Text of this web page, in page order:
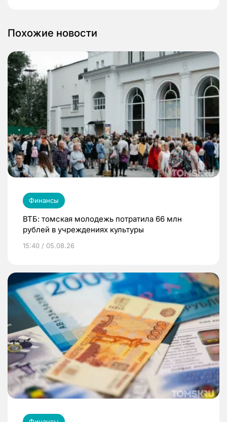
Похожие новости
Финансы
ВТБ: томская молодежь потратила 66 млн
рублей в учреждениях культуры
15:40 / 05.08.26